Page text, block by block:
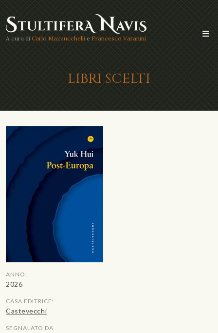
A cura di Carlo Mazzucchelli e Francesco Varanini
LIBRI SCELTI
ANNO:
2026
CASA EDITRICE:
Castevecchi
SEGNALATO DA